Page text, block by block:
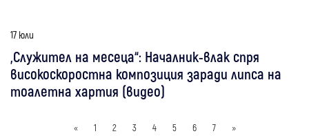
17 юли
„Служител на месеца“: Началник-влак спря
високоскоростна композиция заради липса на
тоалетна хартия (видео)
« 1 2 3 4 5 6 7 »